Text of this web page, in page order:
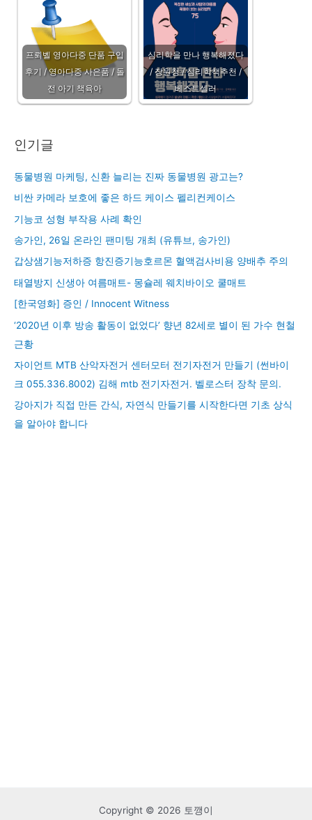
프뢰벨 영아다중 단품 구입
후기 / 영아다중 사은품 / 돌
전 아기 책육아
심리학을 만나 행복해졌다
/ 장원청 / 심리학책추천 /
베스트셀러
인기글
동물병원 마케팅, 신환 늘리는 진짜 동물병원 광고는?
비싼 카메라 보호에 좋은 하드 케이스 펠리컨케이스
기능코 성형 부작용 사례 확인
송가인, 26일 온라인 팬미팅 개최 (유튜브, 송가인)
갑상샘기능저하증 항진증기능호르몬 혈액검사비용 양배추 주의
태열방지 신생아 여름매트- 몽슐레 웨치바이오 쿨매트
[한국영화] 증인 / Innocent Witness
‘2020년 이후 방송 활동이 없었다’ 향년 82세로 별이 된 가수 현철
근황
자이언트 MTB 산악자전거 센터모터 전기자전거 만들기 (썬바이
크 055.336.8002) 김해 mtb 전기자전거. 벨로스터 장착 문의.
강아지가 직접 만든 간식, 자연식 만들기를 시작한다면 기초 상식
을 알아야 합니다
Copyright © 2026 토깽이